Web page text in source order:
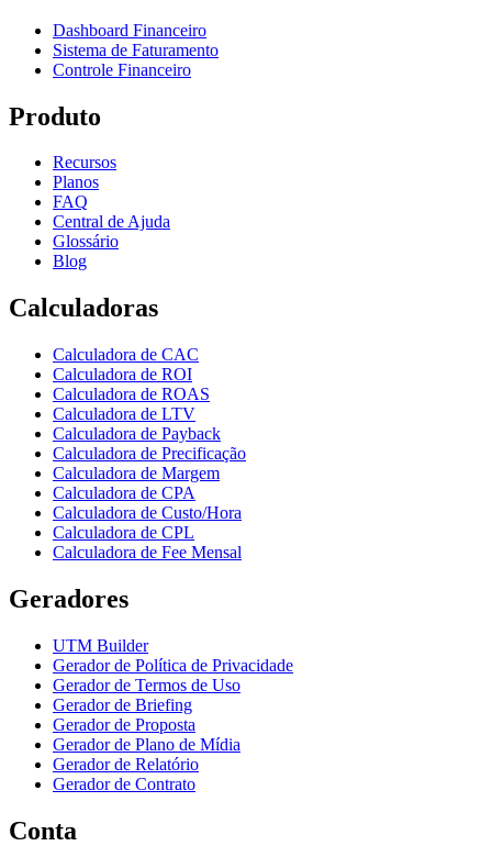
Dashboard Financeiro
Sistema de Faturamento
Controle Financeiro
Produto
Recursos
Planos
FAQ
Central de Ajuda
Glossário
Blog
Calculadoras
Calculadora de CAC
Calculadora de ROI
Calculadora de ROAS
Calculadora de LTV
Calculadora de Payback
Calculadora de Precificação
Calculadora de Margem
Calculadora de CPA
Calculadora de Custo/Hora
Calculadora de CPL
Calculadora de Fee Mensal
Geradores
UTM Builder
Gerador de Política de Privacidade
Gerador de Termos de Uso
Gerador de Briefing
Gerador de Proposta
Gerador de Plano de Mídia
Gerador de Relatório
Gerador de Contrato
Conta